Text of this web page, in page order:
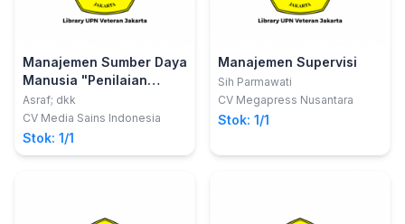
Manajemen Sumber Daya
Manusia "Penilaian
Kinerja"
Asraf; dkk
CV Media Sains Indonesia
Stok: 1/1
Manajemen Supervisi
Sih Parmawati
CV Megapress Nusantara
Stok: 1/1